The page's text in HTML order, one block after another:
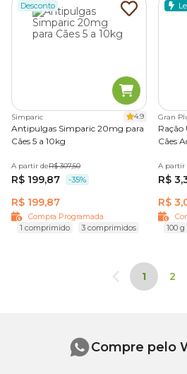
Desconto
Simparic 4.9
Antipulgas Simparic 20mg para
Cães 5 a 10kg
A partir deR$ 307,50
R$ 199,87 -35%
R$ 199,87
Compra Programada
1 comprimido
3 comprimidos
Gran
Cães
A partir
R$
R$
100 g
1 2
Compre pelo